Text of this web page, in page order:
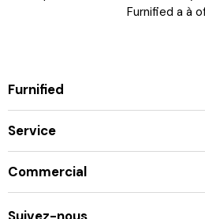
Furnified a à
Furnified
Service
Commercial